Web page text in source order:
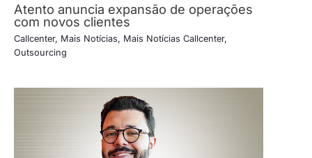
Atento anuncia expansão de operações
com novos clientes
Callcenter, Mais Notícias, Mais Notícias Callcenter,
Outsourcing